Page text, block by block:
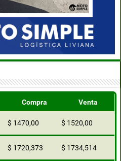
Compra Venta
$ 1470,00 $ 1520,00
$ 1720,373 $ 1734,514